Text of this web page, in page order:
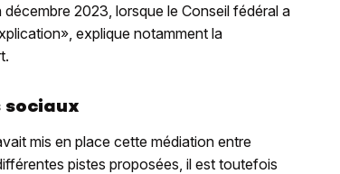
2023, lorsque le Conseil fédéral a
explique notamment la
mis en place cette médiation entre
pistes proposées, il est toutefois